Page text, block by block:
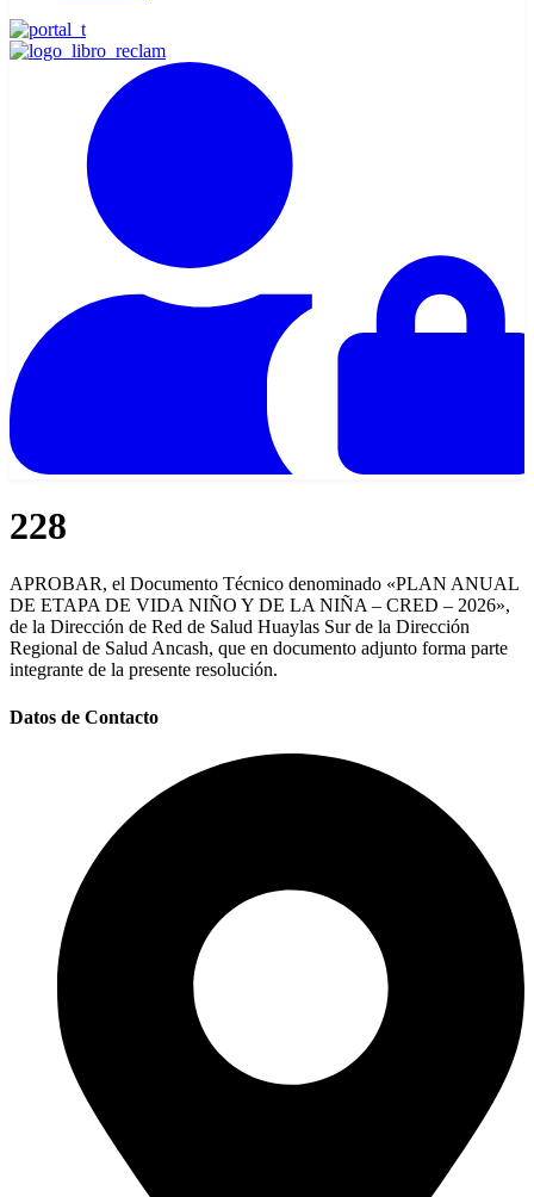
228
APROBAR, el Documento Técnico denominado «PLAN ANUAL
DE ETAPA DE VIDA NIÑO Y DE LA NIÑA – CRED – 2026»,
de la Dirección de Red de Salud Huaylas Sur de la Dirección
Regional de Salud Ancash, que en documento adjunto forma parte
integrante de la presente resolución.
Datos de Contacto